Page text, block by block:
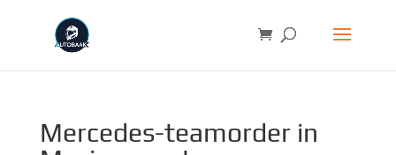
Mercedes-teamorder in